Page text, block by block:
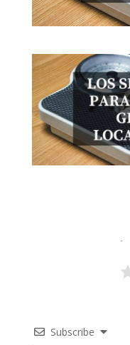
Subscribe